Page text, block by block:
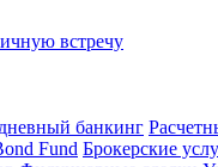
встречу
банкинг
Fund Брокерские